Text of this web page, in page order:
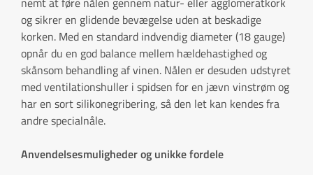
og sikrer en glidende bevægelse uden at beskadige
korken. Med en standard indvendig diameter (18 gauge)
opnår du en god balance mellem hældehastighed og
skånsom behandling af vinen. Nålen er desuden udstyret
med ventilationshuller i spidsen for en jævn vinstrøm og
har en sort silikonegribering, så den let kan kendes fra
andre specialnåle.
Anvendelsesmuligheder og unikke fordele